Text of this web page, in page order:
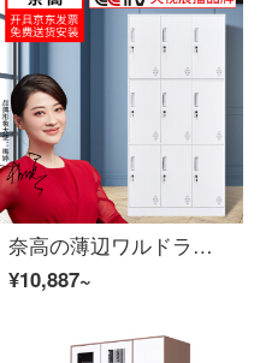
奈高の薄辺ワルドラックの脱着ロッカーロッカーロッカーロッカーロッカー9ドアワルドラックの純白豪華加重金
¥10,887~